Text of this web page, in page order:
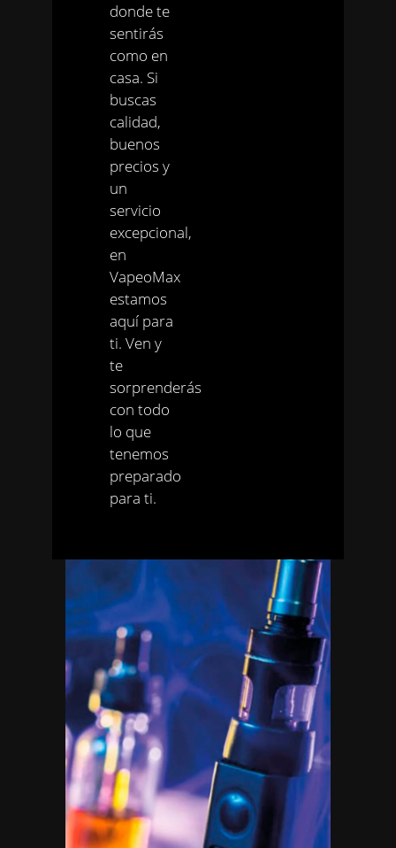
donde te
sentirás
como en
casa. Si
buscas
calidad,
buenos
precios y
un
servicio
excepcional,
en
VapeoMax
estamos
aquí para
ti. Ven y
te
sorprenderás
con todo
lo que
tenemos
preparado
para ti.